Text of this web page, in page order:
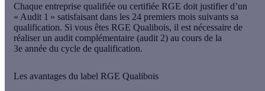
Chaque entreprise qualifiée ou certifiée RGE doit justifier d’un
« Audit 1 » satisfaisant dans les 24 premiers mois suivants sa
qualification. Si vous êtes RGE Qualibois, il est nécessaire de
réaliser un audit complémentaire (audit 2) au cours de la
3e année du cycle de qualification.
Les avantages du label RGE Qualibois